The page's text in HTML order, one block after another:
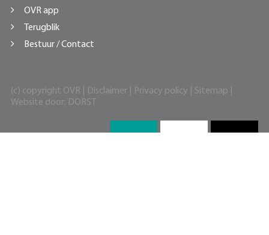
OVR app
Terugblik
Bestuur / Contact
(c) copyright OVR | Disclaimer| Privacy policy Sitemap
Website door: DORST